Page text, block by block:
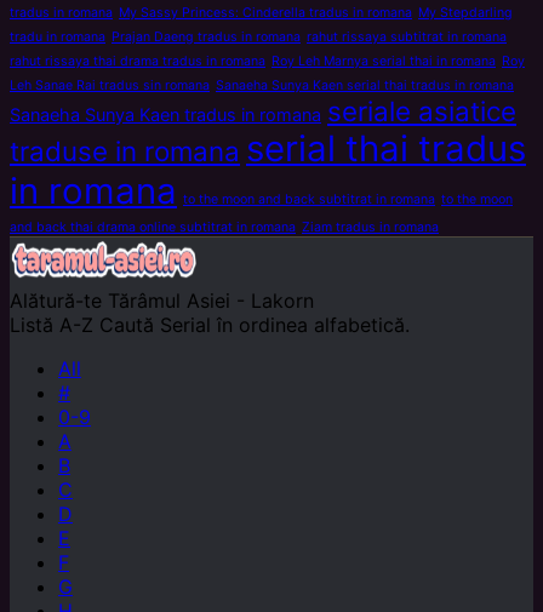
tradus in romana My Sassy Princess: Cinderella tradus in romana My Stepdarling
tradu in romana Prajan Daeng tradus in romana rahut rissaya subtitrat in romana
rahut rissaya thai drama tradus in romana Roy Leh Marnya serial thai in romana Roy
Leh Sanae Rai tradus sin romana Sanaeha Sunya Kaen serial thai tradus in romana
Sanaeha Sunya Kaen tradus in romana seriale asiatice
traduse in romana serial thai tradus
in romana to the moon and back subtitrat in romana to the moon
and back thai drama online subtitrat in romana Ziam tradus in romana
Alătură-te Tărâmul Asiei - Lakorn
Listă A-Z Caută Serial în ordinea alfabetică.
All
#
0-9
A
B
C
D
E
F
G